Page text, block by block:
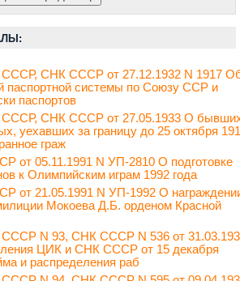
СССР, СНК СССР от 27.12.1932 N 1917
паспортной системы по Союзу ССР и
паспортов
СССР, СНК СССР от 27.05.1933 О
уехавших за границу до 25 октября
граж
от 05.11.1991 N УП-2810 О подготовке
к Олимпийским играм 1992 года
от 21.05.1991 N УП-1992 О
Мокоева Д.Б. орденом Красной
СССР N 93, СНК СССР N 536 от
ЦИК и СНК СССР от 15 декабря
и распределения раб